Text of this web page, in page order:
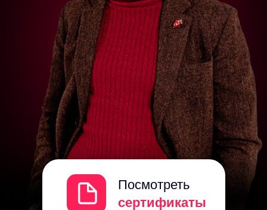
Посмотреть
сертификаты